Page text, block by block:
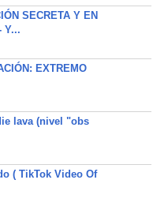
SECRETA Y EN
Y...
EXTREMO
lava (nivel "obs
( TikTok Video Of